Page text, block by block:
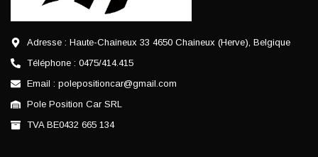
Adresse : Haute-Chaineux 33 4650 Chaineux (Herve), Belgique
Téléphone : 0475/414.415
Email : polepositioncar@gmail.com
Pole Position Car SRL
TVA BE0432 665 134